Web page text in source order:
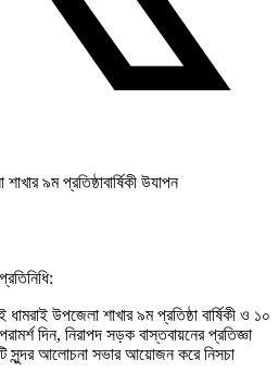
উপজেলা শাখার ৯ম প্রতিষ্ঠা বার্ষিকী ও ১০
দিন, নিরাপদ সড়ক বাস্তবায়নের প্রতিজ্ঞা
সুন্দর আলোচনা সভার আয়োজন করে নিসচা